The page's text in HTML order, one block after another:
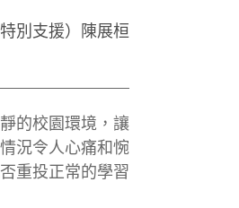
別支援）陳展桓
的校園環境，讓
況令人心痛和惋
重投正常的學習